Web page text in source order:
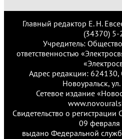
Главный редактор Е. Н.
(34370)
Учредитель:
ответственностью
Адрес редакции: 624130,
Новоуральск,
Сетевое издание
Свидетельство о
09 февраля
выдано Федеральной